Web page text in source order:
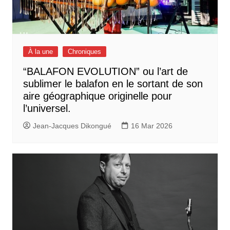
À la une Chroniques
“BALAFON EVOLUTION” ou l’art de
sublimer le balafon en le sortant de son
aire géographique originelle pour
l’universel.
Jean-Jacques Dikongué 16 Mar 2026